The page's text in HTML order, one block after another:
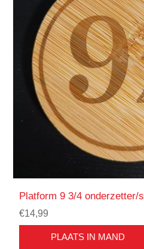
Platform 9 3/4 onderzetter/
€14,99